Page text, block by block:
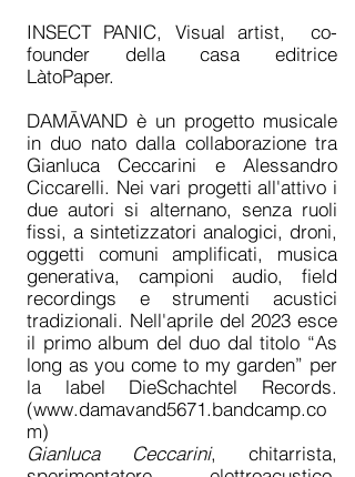
INSECT PANIC, Visual artist, co-
founder della casa editrice
LàtoPaper.
DAMĀVAND è un progetto musicale
in duo nato dalla collaborazione tra
Gianluca Ceccarini e Alessandro
Ciccarelli. Nei vari progetti all'attivo i
due autori si alternano, senza ruoli
fissi, a sintetizzatori analogici, droni,
oggetti comuni amplificati, musica
generativa, campioni audio, field
recordings e strumenti acustici
tradizionali. Nell'aprile del 2023 esce
il primo album del duo dal titolo “As
long as you come to my garden” per
la label DieSchachtel Records.
(www.damavand5671.bandcamp.co
m)
Gianluca Ceccarini, chitarrista,